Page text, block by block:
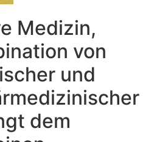
Medizin,
von
und
dem